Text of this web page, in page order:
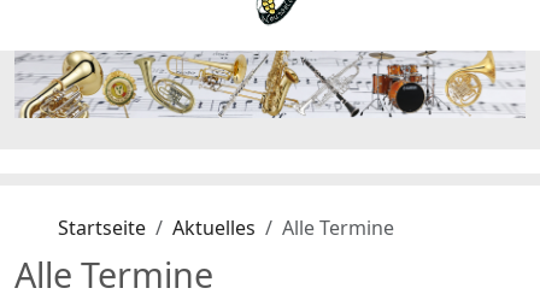
Startseite Aktuelles Alle Termine
Alle Termine